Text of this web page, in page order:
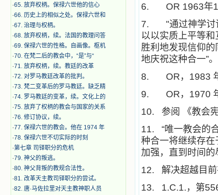
·65. 放弃权柄。保禄六世他的信心
·66. 历史上的相似之处。保禄六世和
·67. 治理与权柄。
·68. 放弃权柄，续。法国的教理问答
·69. 保禄六世的性格。自画像。枢机
·70. 在梵二后的教会中，“是”与“
·71. 放弃权柄，续。教廷的改革
·72. 对罗马教廷改革的批判。
·73. 梵二变革后的罗马教廷。缺乏精
·74. 罗马教廷的变革，续。文化上的
·75. 放弃了权柄的教会与国家的关系
·76. 修订协议，续。
·77. 保禄六世的教会。他在 1974 年
·78. 保禄六世不切实际的时刻
·第七章 司铎职分的危机
·79. 神父的叛逃。
·80. 神父背叛的教规合法性。
·81. 改革天主教司铎职分的尝试。
·82. 唐·马佐拉里对天主教神职人员
6. OR 1963年
7. "通过神学
以以实质上平等
胜利地发现信仰
地庆祝这种合一”。
8. OR，1983
9. OR，1970
10. 参阅 《教会
11. “唯一教会的
种合一将继续存
加强，直到时间的
12. 解决超越目
13. 1.C.1.，第